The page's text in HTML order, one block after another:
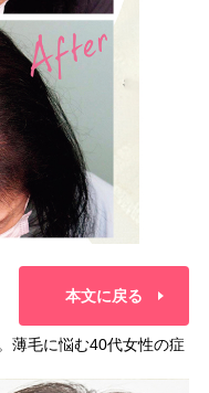
本文に戻る
薄毛に悩む40代女性の症